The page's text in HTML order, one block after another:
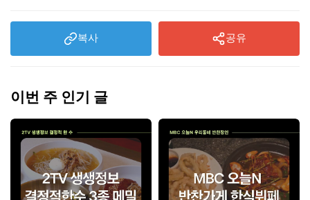
복사 공유
이번 주 인기 글